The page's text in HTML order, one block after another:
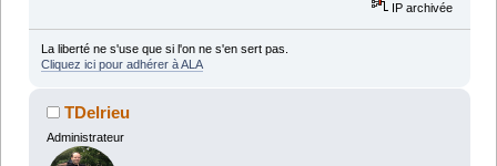
IP archivée
La liberté ne s'use que si l'on ne s'en sert pas.
Cliquez ici pour adhérer à ALA
TDelrieu
Administrateur